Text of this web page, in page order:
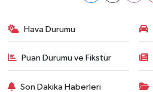
Hava Durumu
Puan Durumu ve Fikstür
Son Dakika Haberleri